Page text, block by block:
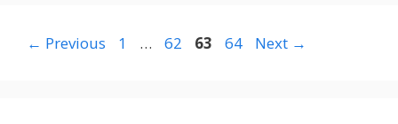
← Previous Page
1 … Page
62 Page
63 Page
64 Next →